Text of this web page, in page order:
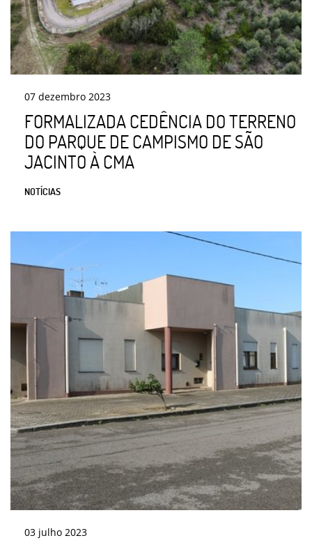
07 dezembro 2023
FORMALIZADA CEDÊNCIA DO TERRENO
DO PARQUE DE CAMPISMO DE SÃO
JACINTO À CMA
NOTÍCIAS
03 julho 2023